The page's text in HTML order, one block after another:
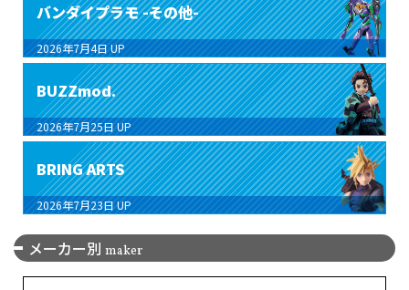
バンダイプラモ -その他-
2026年7月4日 UP
BUZZmod.
2026年7月25日 UP
BRING ARTS
2026年7月23日 UP
メーカー別 maker